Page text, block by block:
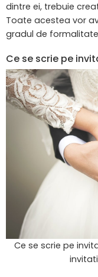
dintre ei, trebuie
Toate acestea vor
gradul de
Ce se scrie pe
Ce se scrie pe